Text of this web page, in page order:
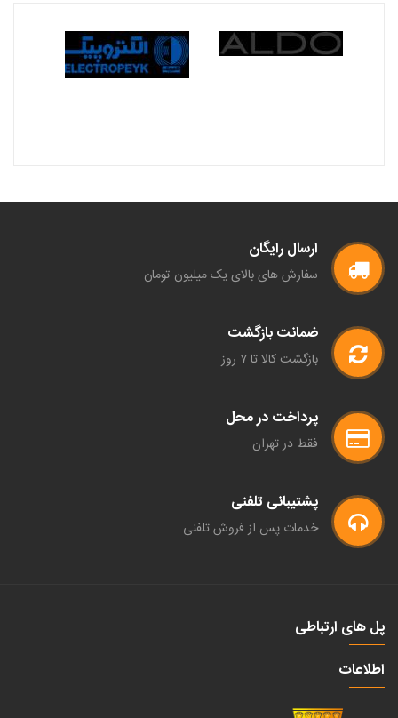
ارسال رایگان
سفارش های بالای یک میلیون تومان
ضمانت بازگشت
بازگشت کالا تا ۷ روز
پرداخت در محل
فقط در تهران
پشتیبانی تلفنی
خدمات پس از فروش تلفنی
پل های ارتباطی
اطلاعات